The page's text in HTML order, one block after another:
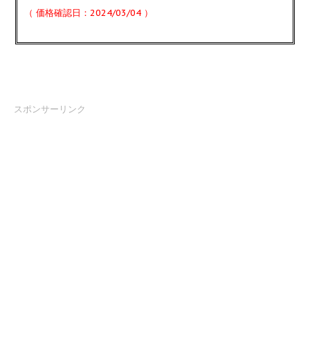
（ 価格確認日：2024/03/04 ）
スポンサーリンク